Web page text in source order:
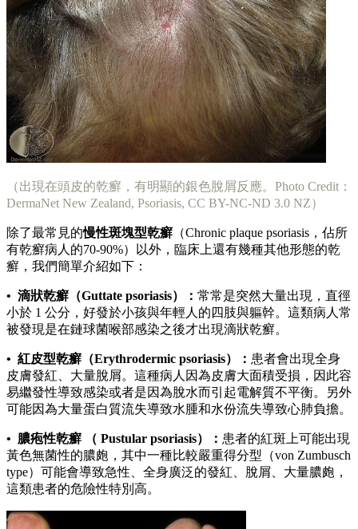
（出現在頭皮的乾癬，有明顯的銀色脫屑反應。Photo Credit：
DermaNet New Zealand, Psoriasis, CC BY-NC-ND 3.0 NZ）
除了最常見的慢性斑塊型乾癬 （Chronic plaque psoriasis，佔所
有乾癬病人的70-90%）以外，臨床上還有幾種其他形態的乾
癬，我們簡單介紹如下：
• 滴狀乾癬（Guttate psoriasis）： 常常是突然大量出現，直徑
小於 1 公分，好發於小孩與年輕人的四肢與軀幹。這類病人常
被發現是在鏈球菌喉部感染之後才出現滴狀乾癬。
• 紅皮型乾癬（Erythrodermic psoriasis）： 患者會出現全身
皮膚發紅、大量脫屑。這種病人因為皮膚大面積受損，因此容
易繼發性導致感染或者是因為脫水而引起電解質不平衡。另外
可能因為大量蛋白質流失導致水腫和水份流失導致心肺負擔。
• 膿疱性乾癬 （ Pustular psoriasis）： 患者的紅斑上可能出現
黃色無菌性的膿皰，其中一種比較嚴重得分型（von Zumbusch
type）可能會導致急性、全身廣泛的發紅、脫屑、大量膿皰，
這類患者的危險性特別高。